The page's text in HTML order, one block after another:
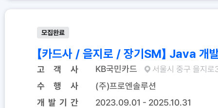
모집완료
【카드사 / 을지로 / 장기SM】 Java 개
고 객 사 KB국민카드 서울시 중구 을지로
수 행 사
(주)프로엔솔루션
개 발 기 간
2023.09.01 - 2025.10.31